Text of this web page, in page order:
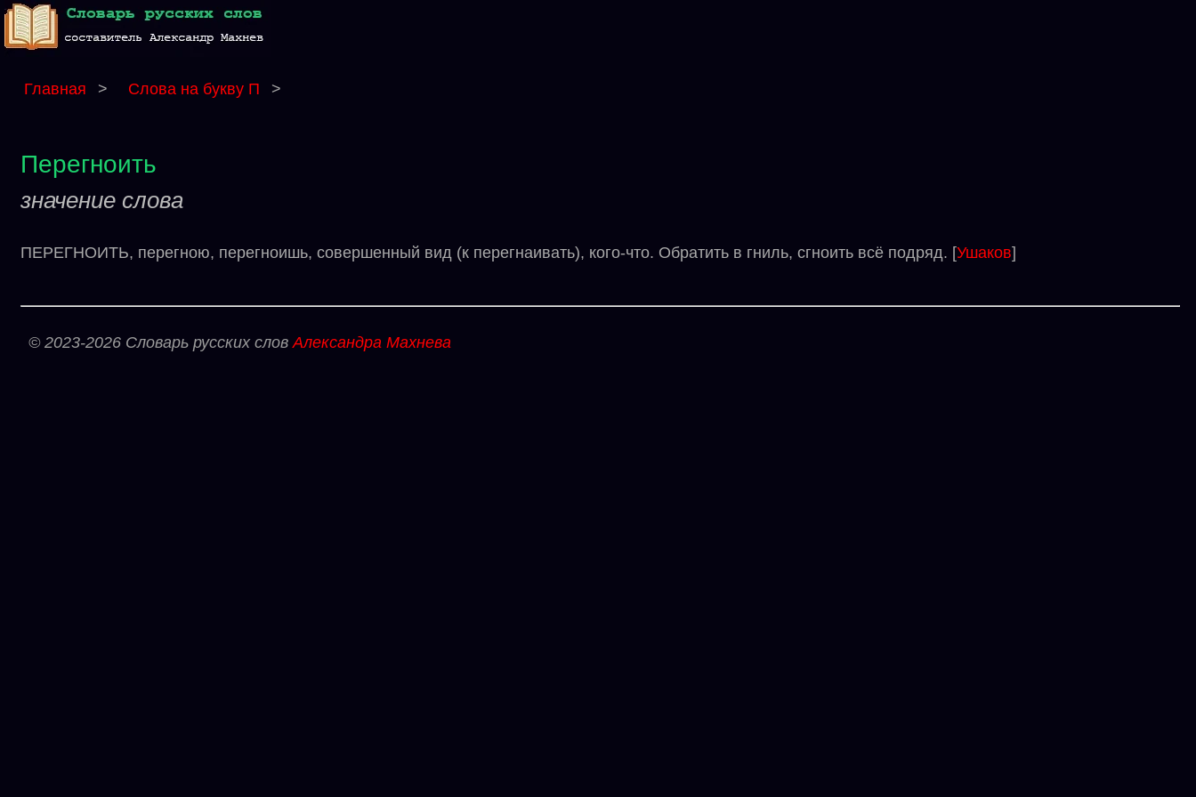
Главная > Слова на букву П >
Перегноить
значение слова
ПЕРЕГНОИТЬ, перегною, перегноишь, совершенный вид (к перегнаивать), кого-что. Обратить в гниль, сгноить всё подряд. [Ушаков]
© 2023-2026 Словарь русских словАлександра Махнева